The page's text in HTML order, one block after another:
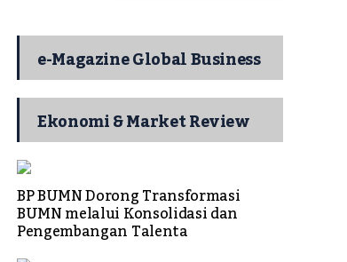
e-Magazine Global Business
Ekonomi & Market Review
BP BUMN Dorong Transformasi
BUMN melalui Konsolidasi dan
Pengembangan Talenta